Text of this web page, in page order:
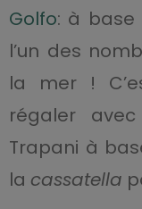
Golfo: à base
l’un des
la mer !
régaler
Trapani à
la cassatella